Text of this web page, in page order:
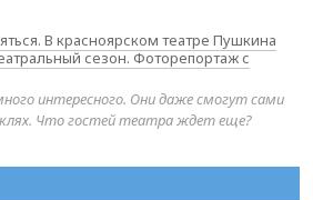
В красноярском театре Пушкина
сезон. Фоторепортаж с
интересного. Они даже смогут сами
Что гостей театра ждет еще?